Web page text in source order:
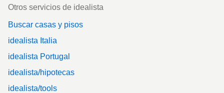
Otros servicios de idealista
Buscar casas y pisos
idealista Italia
idealista Portugal
idealista/hipotecas
idealista/tools